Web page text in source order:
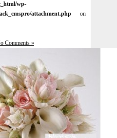
wp-
attachment.php on
Comments »